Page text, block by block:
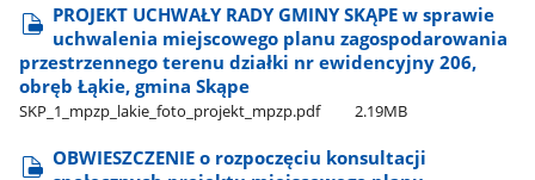
PROJEKT UCHWAŁY RADY GMINY SKĄPE w sprawie
uchwalenia miejscowego planu zagospodarowania
przestrzennego terenu działki nr ewidencyjny 206,
obręb Łąkie, gmina Skąpe
SKP​_1​_mpzp​_lakie​_foto​_projekt​_mpzp.pdf 2.19MB
OBWIESZCZENIE o rozpoczęciu konsultacji